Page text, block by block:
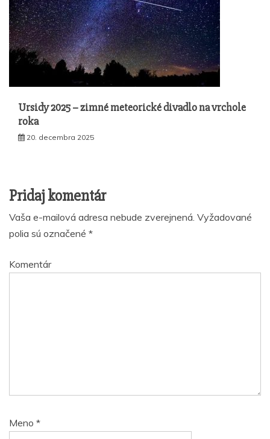
Ursidy 2025 – zimné meteorické divadlo na vrchole
roka
20. decembra 2025
Pridaj komentár
Vaša e-mailová adresa nebude zverejnená. Vyžadované
polia sú označené *
Komentár
Meno *